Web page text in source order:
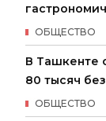
ОБЩЕСТВО
В Ташкенте
80 тысяч
ОБЩЕСТВО